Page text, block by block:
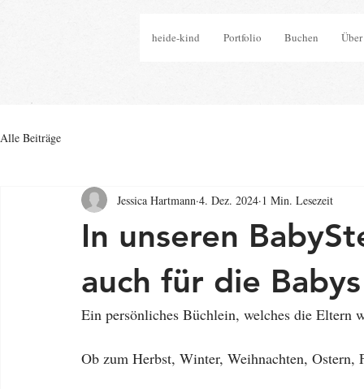
heide-kind Portfolio Buchen
Alle Beiträge
In unseren
auch für die
Jessica Hartmann 4. Dez. 2024 1 Min. Lesezeit
Ein persönliches Büchlein, welches die Eltern
Ob zum Herbst, Winter, Weihnachten, Ostern,